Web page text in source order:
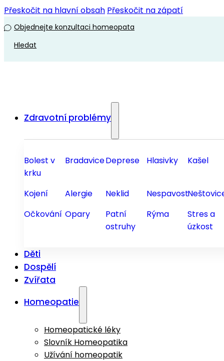
Přeskočit na hlavní obsah Přeskočit na zápatí
Objednejte konzultaci homeopata
Hledat
Zdravotní problémy
Bolest v
krku
BradaviceDeprese Hlasivky Kašel
Kojení Alergie Neklid Nespavost
Očkování Opary
Patní
ostruhy
Rýma
Stres a
úzkost
Děti
Dospělí
Zvířata
Homeopatie
Homeopatické léky
Slovník Homeopatika
Užívání homeopatik